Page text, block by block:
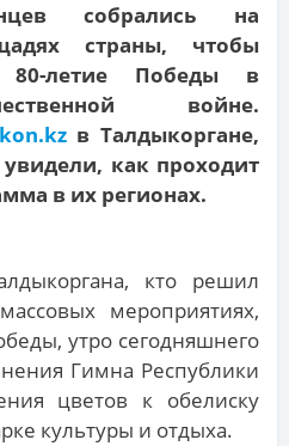
собрались на
страны, чтобы
80-летие Победы в
войне.
в Талдыкоргане,
как проходит
в их регионах.
кто решил
мероприятиях,
утро сегодняшнего
Гимна Республики
цветов к обелиску
культуры и отдыха.